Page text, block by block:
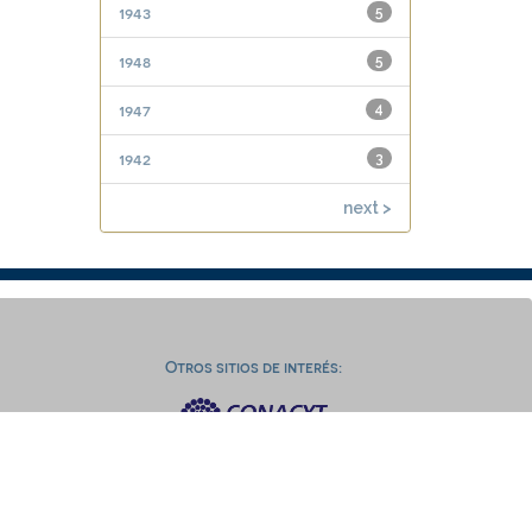
5
1943
5
1948
4
1947
3
1942
next >
Otros sitios de interés: